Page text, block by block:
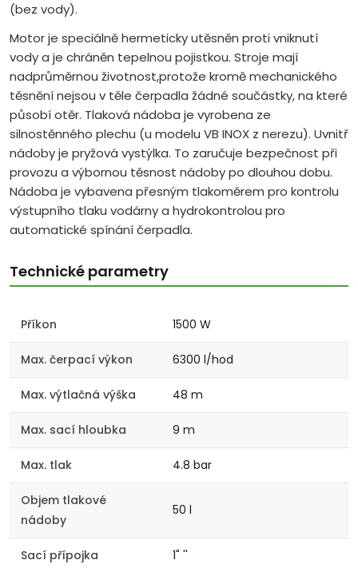
(bez vody).
Motor je speciálně hermeticky utěsněn proti vniknutí
vody a je chráněn tepelnou pojistkou. Stroje mají
nadprůměrnou životnost,protože kromě mechanického
těsnění nejsou v těle čerpadla žádné součástky, na které
působí otěr. Tlaková nádoba je vyrobena ze
silnostěnného plechu (u modelu VB INOX z nerezu). Uvnitř
nádoby je pryžová vystýlka. To zaručuje bezpečnost při
provozu a výbornou těsnost nádoby po dlouhou dobu.
Nádoba je vybavena přesným tlakoměrem pro kontrolu
výstupního tlaku vodárny a hydrokontrolou pro
automatické spínání čerpadla.
Technické parametry
Příkon 1500 W
Max. čerpací výkon 6300 l/hod
Max. výtlačná výška 48 m
Max. sací hloubka 9 m
Max. tlak 4.8 bar
Objem tlakové
nádoby
50 l
Sací přípojka 1" ''